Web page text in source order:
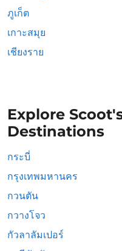
ภูเก็ต
เกาะสมุย
เชียงราย
Explore
Destinations
กระบี่
กรุงเทพมหานคร
กวนตัน
กวางโจว
กัวลาลัมเปอร์